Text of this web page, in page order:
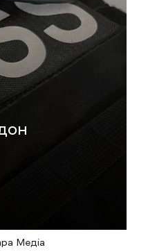
Медіа